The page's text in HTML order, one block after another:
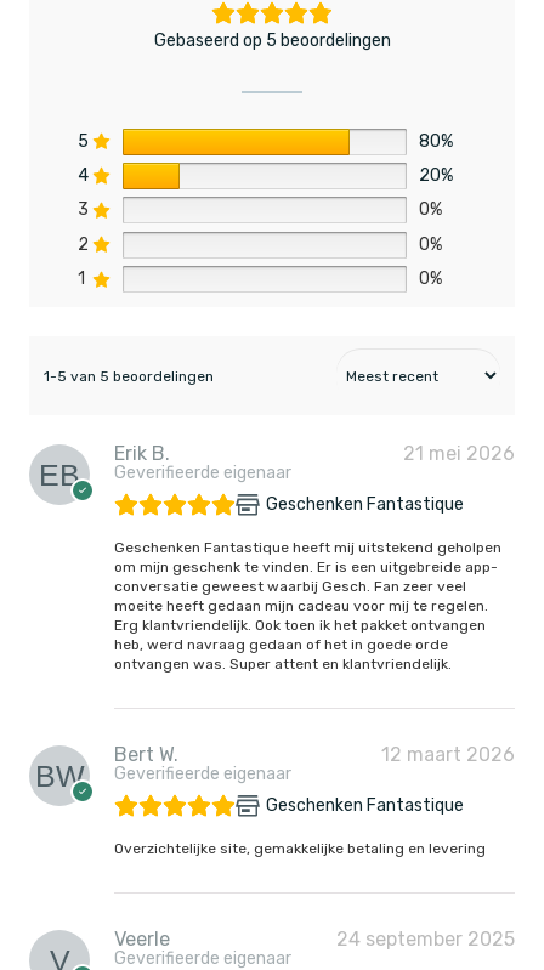
Gebaseerd op 5 beoordelingen
5
80%
4
20%
3
0%
2
0%
1
0%
1-5 van 5 beoordelingen
Erik B.
Geverifieerde eigenaar
21 mei 2026
Geschenken Fantastique
Geschenken Fantastique heeft mij uitstekend geholpen
om mijn geschenk te vinden. Er is een uitgebreide app-
conversatie geweest waarbij Gesch. Fan zeer veel
moeite heeft gedaan mijn cadeau voor mij te regelen.
Erg klantvriendelijk. Ook toen ik het pakket ontvangen
heb, werd navraag gedaan of het in goede orde
ontvangen was. Super attent en klantvriendelijk.
Bert W.
Geverifieerde eigenaar
12 maart 2026
Geschenken Fantastique
Overzichtelijke site, gemakkelijke betaling en levering
Veerle
Geverifieerde eigenaar
24 september 2025